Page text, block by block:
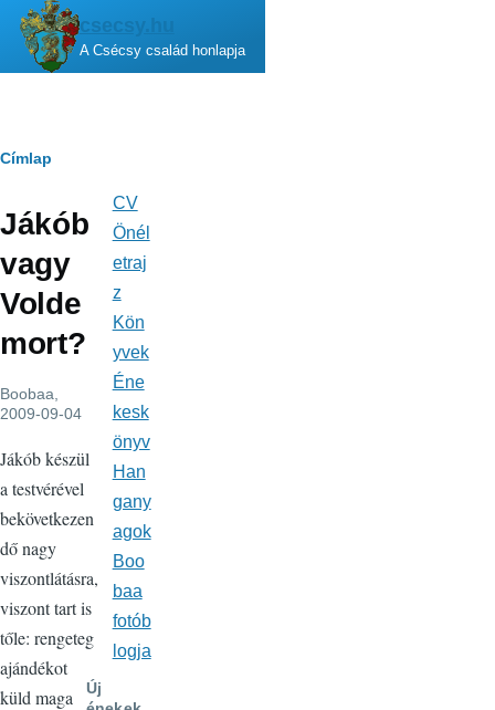
Ugrás a tartalomra
csecsy.hu
A Csécsy család honlapja
Morzsa
Címlap
Jákób
vagy
Volde
mort?
Boobaa,
2009-09-04
Jákób készül
a testvérével
bekövetkezen
dő nagy
viszontlátásra,
viszont tart is
tőle: rengeteg
ajándékot
küld maga
navigáció
CV
Önél
etraj
z
Kön
yvek
Éne
kesk
önyv
Han
gany
agok
Boo
baa
fotób
logja
Új